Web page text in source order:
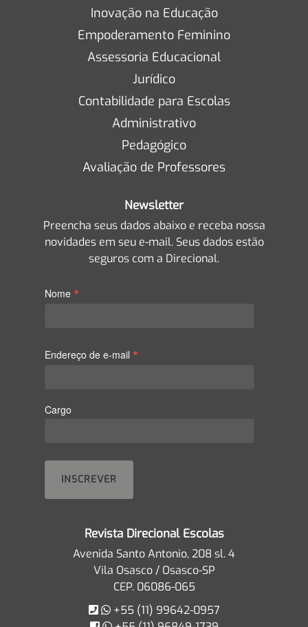
Inovação na Educação
Empoderamento Feminino
Assessoria Educacional
Jurídico
Contabilidade para Escolas
Administrativo
Pedagógico
Avaliação de Professores
Newsletter
Preencha seus dados abaixo e receba nossa
novidades em seu e-mail. Seus dados estão
seguros com a Direcional.
Nome *
Endereço de e-mail *
Cargo
Revista Direcional Escolas
Avenida Santo Antonio, 208 sl. 4
Vila Osasco / Osasco-SP
CEP. 06086-065
+55 (11) 99642-0957